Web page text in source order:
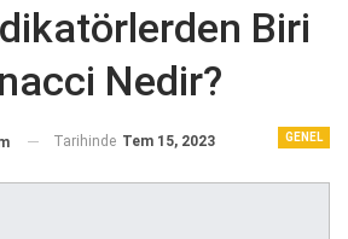
Biri
Nedir?
GENEL
Tarihinde Tem 15, 2023